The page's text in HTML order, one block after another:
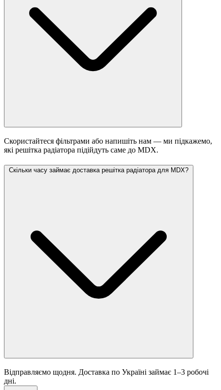
Скористайтеся фільтрами або напишіть нам — ми підкажемо,
які решітка радіатора підійдуть саме до MDX.
Скільки часу займає доставка решітка радіатора для MDX?
Відправляємо щодня. Доставка по Україні займає 1–3 робочі
дні.